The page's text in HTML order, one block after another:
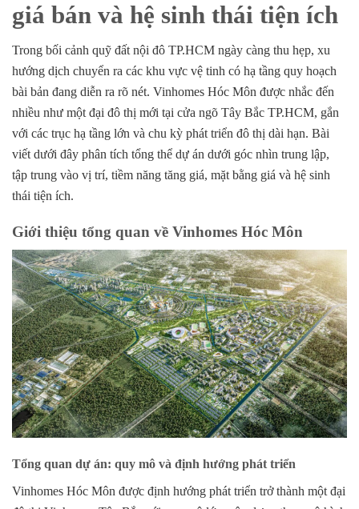
giá bán và hệ sinh thái tiện ích
Trong bối cảnh quỹ đất nội đô TP.HCM ngày càng thu hẹp, xu
hướng dịch chuyển ra các khu vực vệ tinh có hạ tầng quy hoạch
bài bản đang diễn ra rõ nét. Vinhomes Hóc Môn được nhắc đến
nhiều như một đại đô thị mới tại cửa ngõ Tây Bắc TP.HCM, gắn
với các trục hạ tầng lớn và chu kỳ phát triển đô thị dài hạn. Bài
viết dưới đây phân tích tổng thể dự án dưới góc nhìn trung lập,
tập trung vào vị trí, tiềm năng tăng giá, mặt bằng giá và hệ sinh
thái tiện ích.
Giới thiệu tổng quan về Vinhomes Hóc Môn
Tổng quan dự án: quy mô và định hướng phát triển
Vinhomes Hóc Môn được định hướng phát triển trở thành một đại